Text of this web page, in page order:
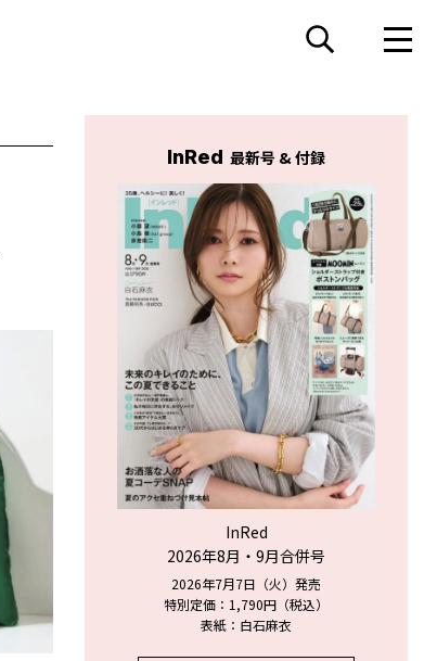
InRed 最新号 & 付録
InRed
2026年8月・9月合併号
2026年7月7日（火）発売
特別定価：1,790円（税込）
表紙：白石麻衣